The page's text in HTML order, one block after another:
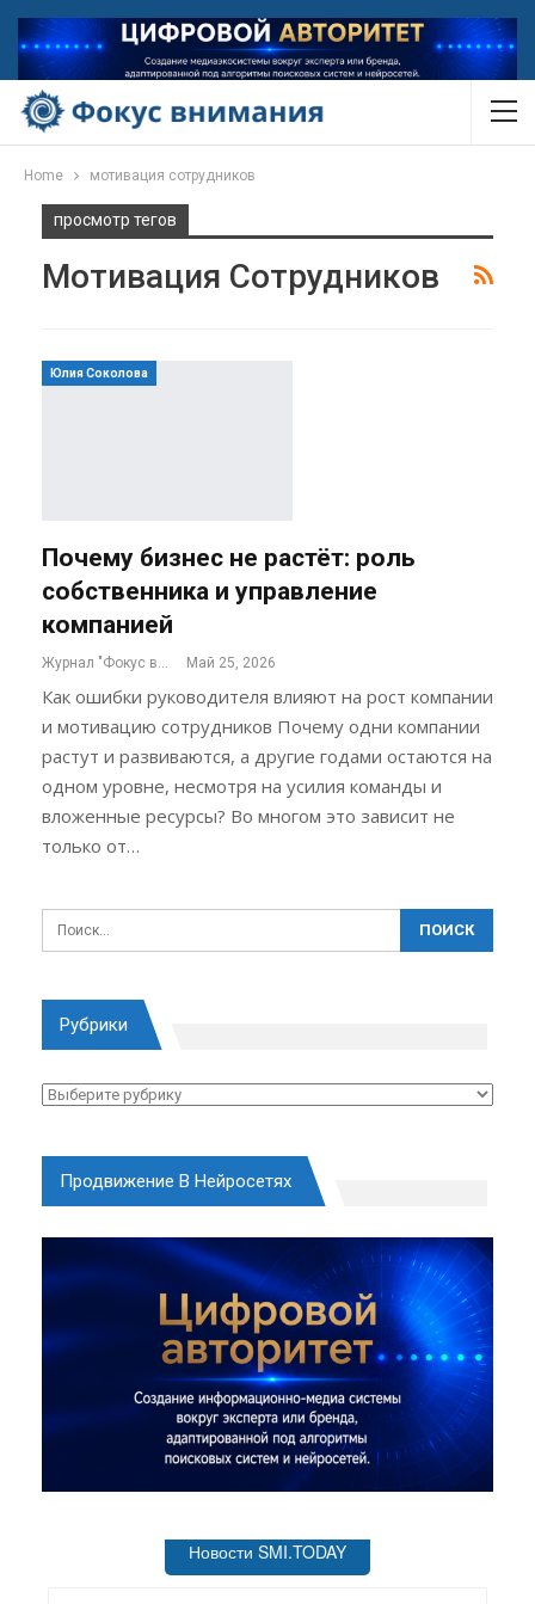
Home мотивация сотрудников
просмотр тегов
Мотивация Сотрудников
Юлия Соколова
Почему бизнес не растёт: роль
собственника и управление
компанией
Журнал "Фокус внимания" Май 25, 2026
Как ошибки руководителя влияют на рост компании
и мотивацию сотрудников Почему одни компании
растут и развиваются, а другие годами остаются на
одном уровне, несмотря на усилия команды и
вложенные ресурсы? Во многом это зависит не
только от…
Рубрики
Рубрики
Продвижение В Нейросетях